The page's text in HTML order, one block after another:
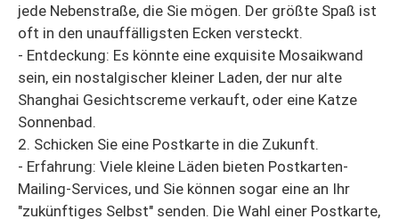
jede Nebenstraße, die Sie mögen. Der größte Spaß ist
oft in den unauffälligsten Ecken versteckt.
- Entdeckung: Es könnte eine exquisite Mosaikwand
sein, ein nostalgischer kleiner Laden, der nur alte
Shanghai Gesichtscreme verkauft, oder eine Katze
Sonnenbad.
2. Schicken Sie eine Postkarte in die Zukunft.
- Erfahrung: Viele kleine Läden bieten Postkarten-
Mailing-Services, und Sie können sogar eine an Ihr
"zukünftiges Selbst" senden. Die Wahl einer Postkarte,